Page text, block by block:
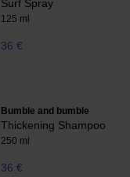
Surf Spray
125 ml
36 €
Bumble and bumble
Thickening Shampoo
250 ml
36 €